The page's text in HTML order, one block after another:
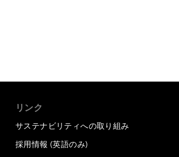
リンク
サステナビリティへの取り組み
採用情報 (英語のみ)